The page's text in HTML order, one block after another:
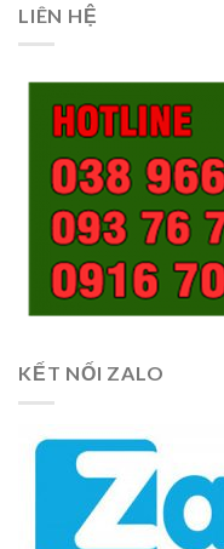
LIÊN HỆ
KẾT NỐI ZALO